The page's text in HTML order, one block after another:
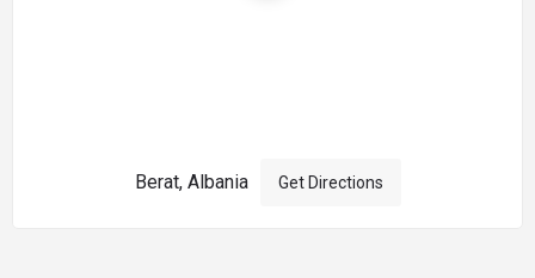
Berat, Albania Get Directions